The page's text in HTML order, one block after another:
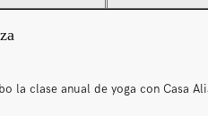
la clase anual de yoga con Casa